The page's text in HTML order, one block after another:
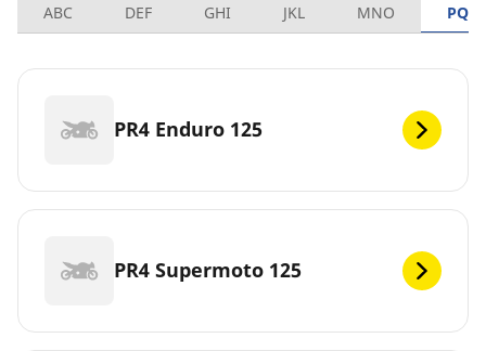
ABC DEF GHI JKL MNO PQRS
PR4 Enduro 125
PR4 Supermoto 125